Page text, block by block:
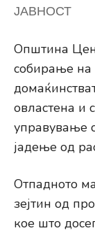
ЈАВНОСТ
Општина
собирање на
овластена и
управување
јадење од
Отпадното
зејтин од
кое што